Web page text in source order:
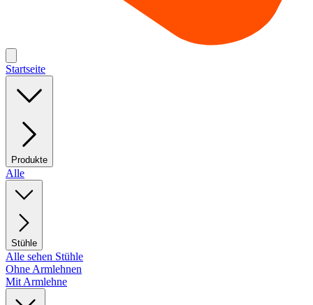
Startseite
Produkte
Alle
Stühle
Alle sehen Stühle
Ohne Armlehnen
Mit Armlehne